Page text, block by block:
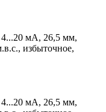
мА, 26,5 мм,
избыточное,
мА, 26,5 мм,